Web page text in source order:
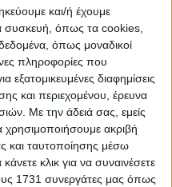
και/ή έχουμε
συσκευή, όπως τα cookies,
όπως μοναδικοί
πληροφορίες που
εξατομικευμένες διαφημίσεις
και περιεχομένου, έρευνα
Με την άδειά σας, εμείς
χρησιμοποιήσουμε ακριβή
και ταυτοποίησης μέσω
κλικ για να συναινέσετε
1731 συνεργάτες μας όπως
ότι οBruce
πιάσει τις
τοθηρίο
περίπου50.000
το
του Σαββάτου.